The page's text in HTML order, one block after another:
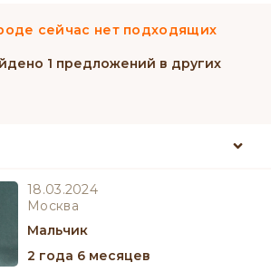
сейчас нет подходящих
1 предложений в других
18.03.2024
Москва
мальчик
2 года 6 месяцев